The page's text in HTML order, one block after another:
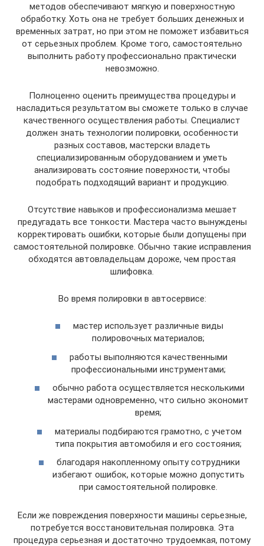
методов обеспечивают мягкую и поверхностную
обработку. Хоть она не требует больших денежных и
временных затрат, но при этом не поможет избавиться
от серьезных проблем. Кроме того, самостоятельно
выполнить работу профессионально практически
невозможно.
Полноценно оценить преимущества процедуры и
насладиться результатом вы сможете только в случае
качественного осуществления работы. Специалист
должен знать технологии полировки, особенности
разных составов, мастерски владеть
специализированным оборудованием и уметь
анализировать состояние поверхности, чтобы
подобрать подходящий вариант и продукцию.
Отсутствие навыков и профессионализма мешает
предугадать все тонкости. Мастера часто вынуждены
корректировать ошибки, которые были допущены при
самостоятельной полировке. Обычно такие исправления
обходятся автовладельцам дороже, чем простая
шлифовка.
Во время полировки в автосервисе:
мастер использует различные виды
полировочных материалов;
работы выполняются качественными
профессиональными инструментами;
обычно работа осуществляется несколькими
мастерами одновременно, что сильно экономит
время;
материалы подбираются грамотно, с учетом
типа покрытия автомобиля и его состояния;
благодаря накопленному опыту сотрудники
избегают ошибок, которые можно допустить
при самостоятельной полировке.
Если же повреждения поверхности машины серьезные,
потребуется восстановительная полировка. Эта
процедура серьезная и достаточно трудоемкая, потому